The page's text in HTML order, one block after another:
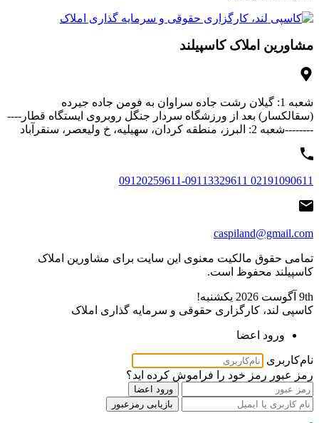
مشاورین املاک کاسپیلند
شعبه 1: گیلان رشت جاده سراوان به فومن جاده جیرده
(سقالکسار) بعد از ورزشگاه سردار جنگل روبروی ایستگاه قطار----
--------شعبه 2: البرز، منطقه کردان، سهیلیه، خ ولیعصر، سنقرآباد
02191090611 09120259611-09113329611
caspiland@gmail.com
تمامی حقوق مالکیت معنوی این ‌سایت برای مشاورین املاک
کاسپیلند محفوظ است.
9th آگوست 2026
یکشنبه!
کاسپی لند، کارگزاری حقوقی و سرمایه گذاری املاک
ورود اعضا
نام‌کاربری
رمز عبور رمز خود را فراموش کرده اید؟
ورود اعضا
بازیابی رمزعبور